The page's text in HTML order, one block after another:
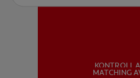
KONTROLL
MATCHING